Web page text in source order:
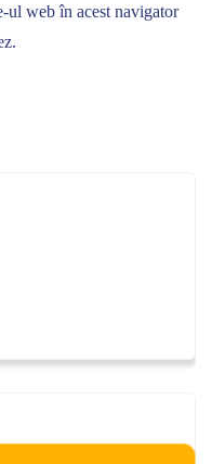
ul web în acest navigator